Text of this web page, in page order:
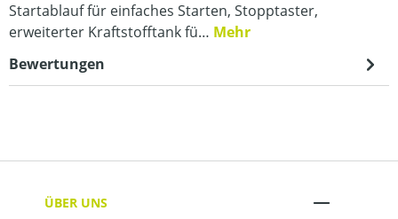
Startablauf für einfaches Starten, Stopptaster,
erweiterter Kraftstofftank fü… Mehr
Bewertungen
ÜBER UNS